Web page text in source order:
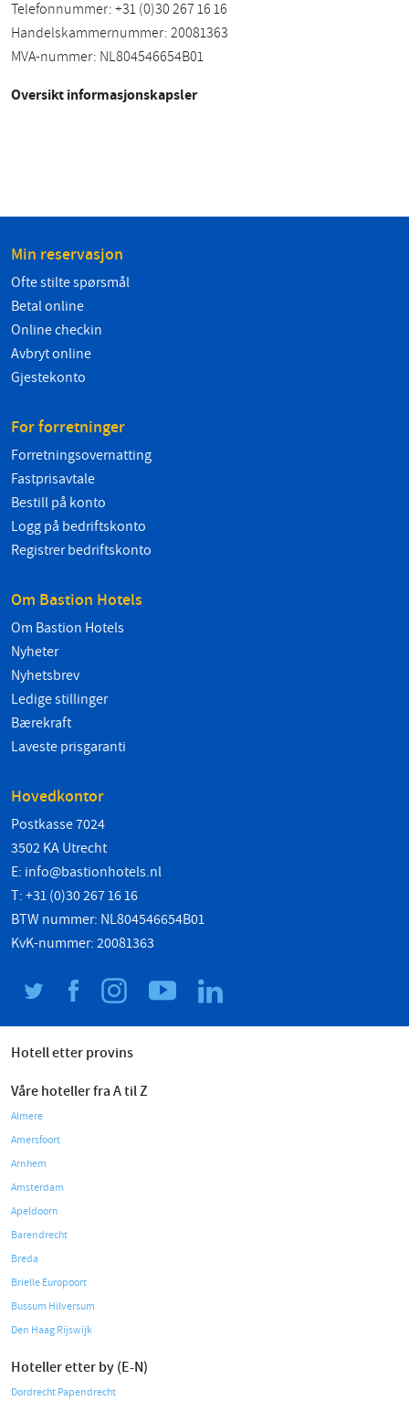
Telefonnummer: +31 (0)30 267 16 16
Handelskammernummer: 20081363
MVA-nummer: NL804546654B01
Oversikt informasjonskapsler
Min reservasjon
Ofte stilte spørsmål
Betal online
Online checkin
Avbryt online
Gjestekonto
For forretninger
Forretningsovernatting
Fastprisavtale
Bestill på konto
Logg på bedriftskonto
Registrer bedriftskonto
Om Bastion Hotels
Om Bastion Hotels
Nyheter
Nyhetsbrev
Ledige stillinger
Bærekraft
Laveste prisgaranti
Hovedkontor
Postkasse 7024
3502 KA Utrecht
E: info@bastionhotels.nl
T: +31 (0)30 267 16 16
BTW nummer: NL804546654B01
KvK-nummer: 20081363
Hotell etter provins
Våre hoteller fra A til Z
Almere
Amersfoort
Arnhem
Amsterdam
Apeldoorn
Barendrecht
Breda
Brielle Europoort
Bussum Hilversum
Den Haag Rijswijk
Hoteller etter by (E-N)
Dordrecht Papendrecht